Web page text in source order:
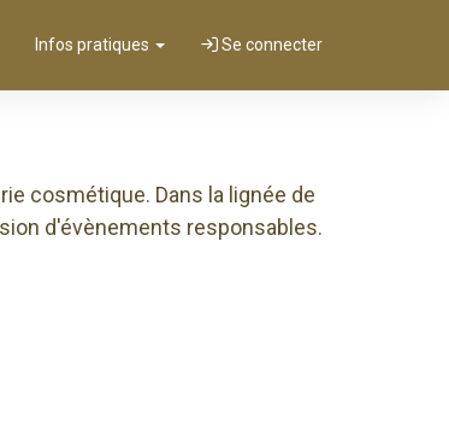
Infos pratiques Se connecter
cosmétique. Dans la lignée de
d'évènements responsables.